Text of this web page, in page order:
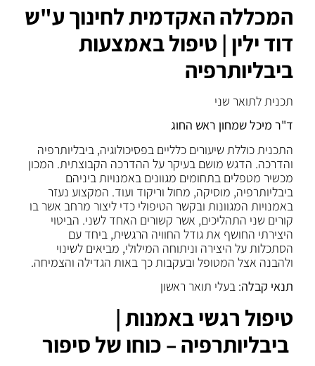
המכללה האקדמית לחינוך ע"ש
דוד ילין | טיפול באמצעות
ביבליותרפיה
תכנית לתואר שני
ד"ר מיכל שמחון ראש החוג
התכנית כוללת שיעורים כלליים בפסיכולוגיה, ביבליותרפיה
והדרכה. הדגש מושם בעיקר על ההדרכה הקבוצתית. המכון
מכשיר מטפלים בתחומים מגוונים באמנויות ביניהם
ביבליותרפיה, מוסיקה, מחול וריקוד ועוד. המקצוע נעזר
באמנויות המגוונות ובקשר הטיפולי כדי ליצור מרחב אשר בו
קורים שני התהליכים, אשר קשורים האחד לשני. הביטוי
היצירתי החושף את גודל החוויה הרגשית, ביחד עם
הסתכלות על היצירה וניתוחה המילולי, מביאים לשינוי
ולהבנה אצל המטופל ובעקבות כך באות הגדילה והצמיחה.
תנאי קבלה: בעלי תואר ראשון
טיפול רגשי באמנות |
ביבליותרפיה – כוחו של סיפור